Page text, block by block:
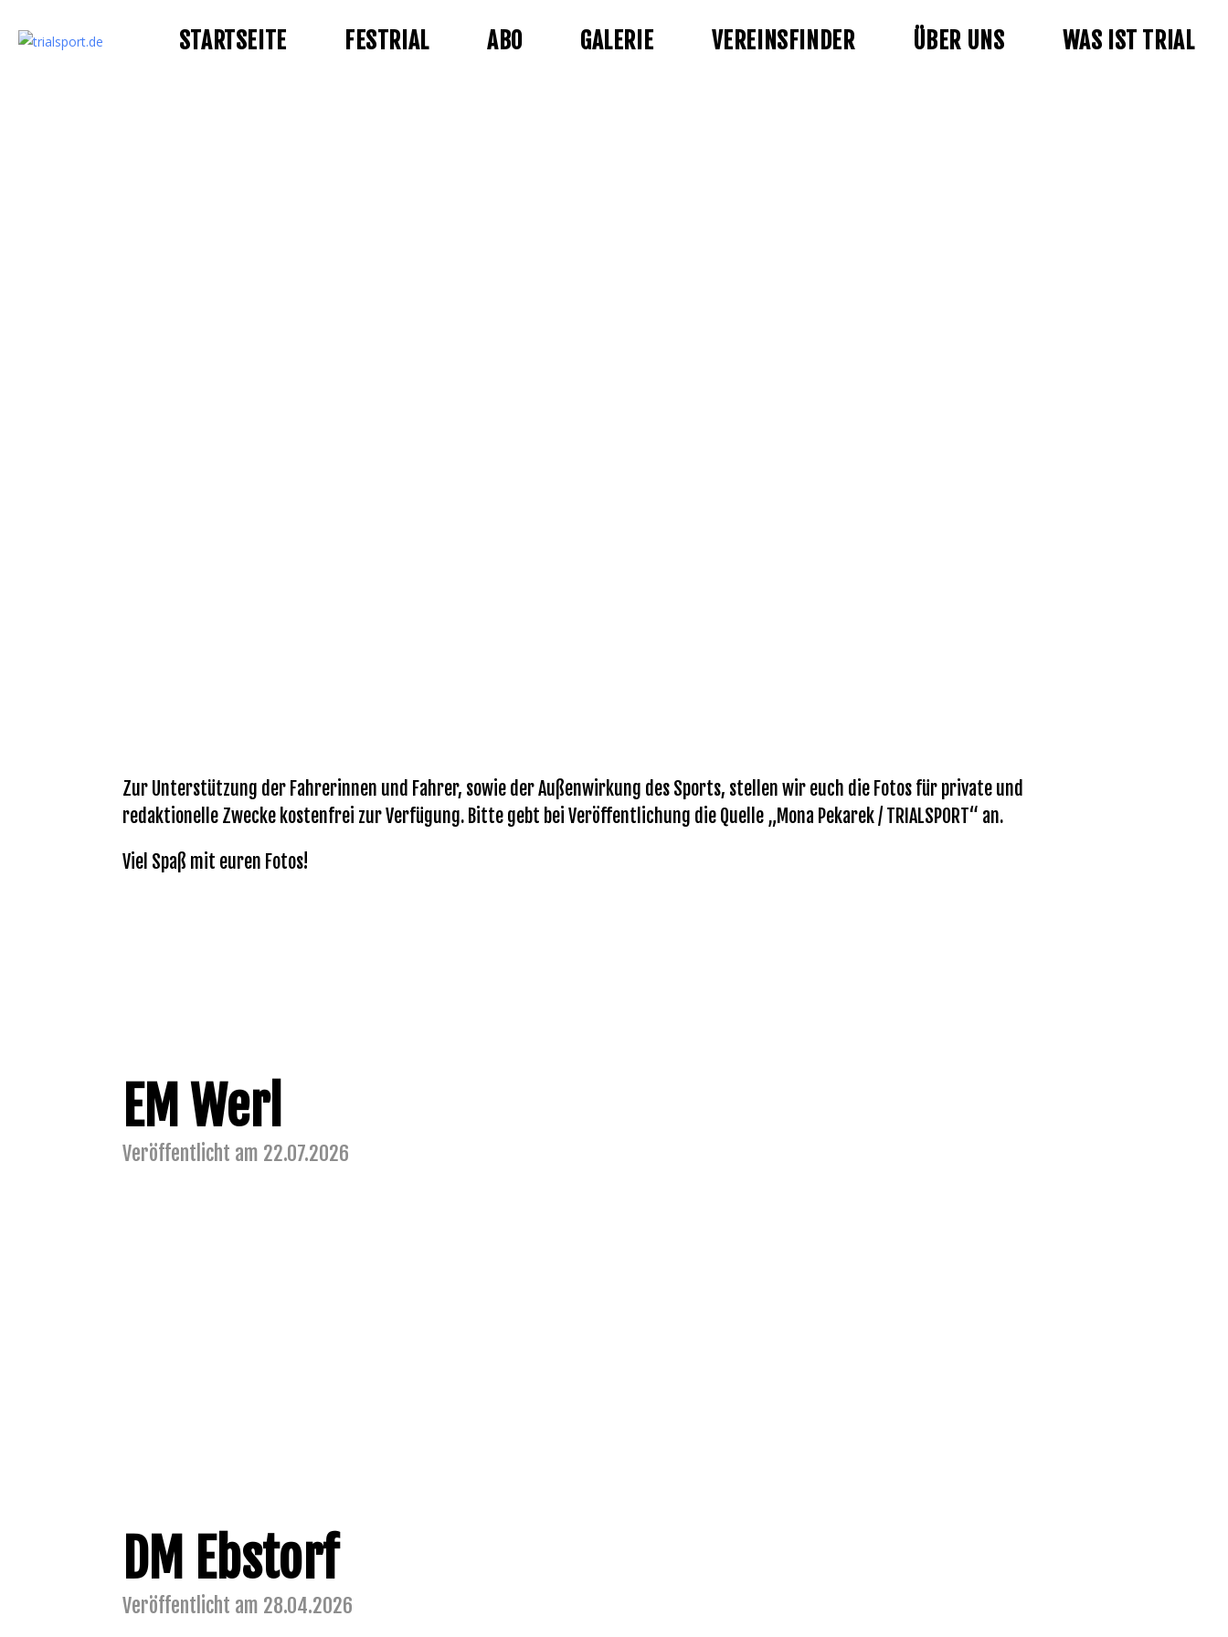
STARTSEITE FESTRIAL ABO GALERIE VEREINSFINDER ÜBER UNS WAS IST TRIAL
Zur Unterstützung der Fahrerinnen und Fahrer, sowie der Außenwirkung des Sports, stellen wir euch die Fotos für private und
redaktionelle Zwecke kostenfrei zur Verfügung. Bitte gebt bei Veröffentlichung die Quelle „Mona Pekarek / TRIALSPORT“ an.
Viel Spaß mit euren Fotos!
EM Werl
Veröffentlicht am 22.07.2026
DM Ebstorf
Veröffentlicht am 28.04.2026